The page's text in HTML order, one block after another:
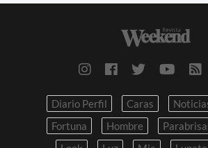
Diario Perfil Caras
Fortuna
Hombre